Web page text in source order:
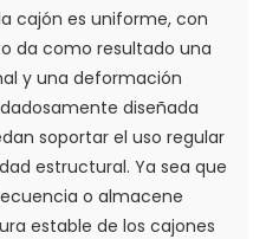
cajón es uniforme, con
da como resultado una
y una deformación
diseñada
soportar el uso regular
estructural. Ya sea que
o almacene
estable de los cajones